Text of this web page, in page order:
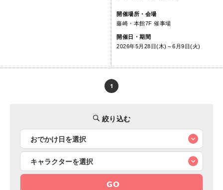
開催場所・会場
藤崎・本館7F 催事場
開催日・期間
2026年5月28日(木)～6月9日(火)
1
絞り込む
GO